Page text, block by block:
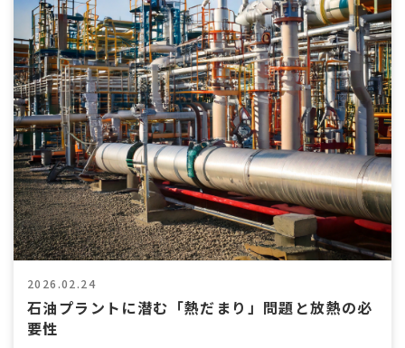
2026.02.24
石油プラントに潜む「熱だまり」問題と放熱の必
要性